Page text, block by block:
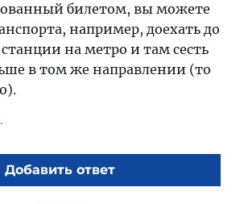
билетом, вы можете
например, доехать до
на метро и там сесть
в том же направлении (то
Добавить ответ